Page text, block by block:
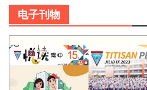
电子刊物